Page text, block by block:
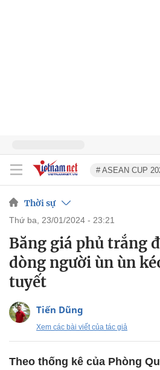
# ASEAN CUP
Thời sự
thứ ba, 23/01/2024 - 23:21
Băng giá phủ trắng
dòng người ùn ùn
tuyết
Tiến Dũng
Xem các bài viết của tác giả
Theo thống kê của Phòng